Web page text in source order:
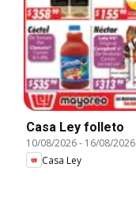
Casa Ley folleto
10/08/2026- 16/08/2026
Casa Ley